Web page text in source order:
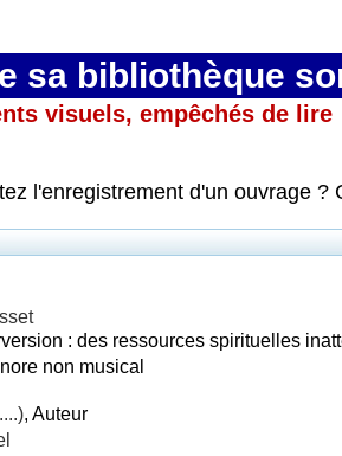
sa bibliothèque
visuels, empêchés de lire
l'enregistrement d'un ouvrage
: des ressources spirituelles
non musical
, Auteur